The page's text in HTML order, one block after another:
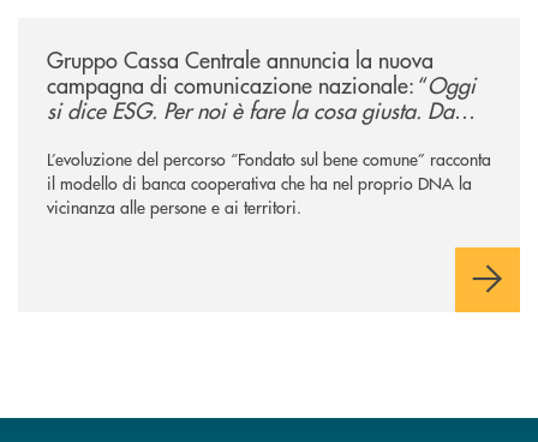
Gruppo Cassa Centrale annuncia la nuova
campagna di comunicazione nazionale: “Oggi
si dice ESG. Per noi è fare la cosa giusta. Da
L’evoluzione del percorso “Fondato sul bene comune” racconta
il modello di banca cooperativa che ha nel proprio DNA la
vicinanza alle persone e ai territori.